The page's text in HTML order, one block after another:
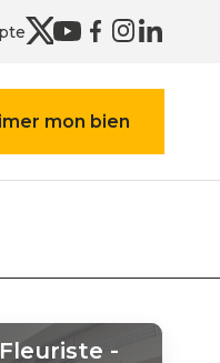
mon bien
-